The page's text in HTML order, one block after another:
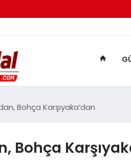
Bohça Karşıyaka’dan
Bohça